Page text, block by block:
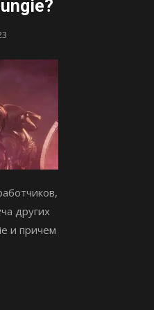
других
и причем